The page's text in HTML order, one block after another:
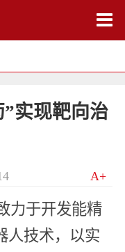
实现靶向治
A+
力于开发能精
人技术，以实